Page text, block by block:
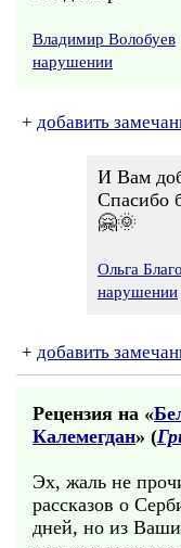
Владимир Волобуев
нарушении
+ добавить
И Вам
Спасибо
🤗🌞
Ольга
нарушении
+ добавить
Рецензия на «
Калемегдан» (
Эх, жаль не
рассказов о
дней, но из